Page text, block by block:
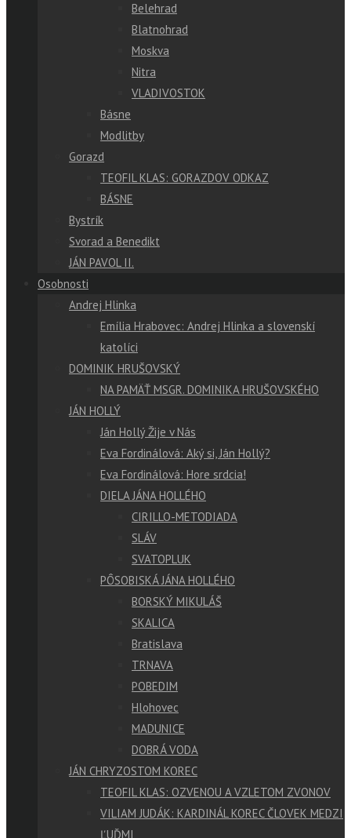
Belehrad
Blatnohrad
Moskva
Nitra
VLADIVOSTOK
Básne
Modlitby
Gorazd
TEOFIL KLAS: GORAZDOV ODKAZ
BÁSNE
Bystrík
Svorad a Benedikt
JÁN PAVOL II.
Osobnosti
Andrej Hlinka
Emília Hrabovec: Andrej Hlinka a slovenskí
katolíci
DOMINIK HRUŠOVSKÝ
NA PAMÄŤ MSGR. DOMINIKA HRUŠOVSKÉHO
JÁN HOLLÝ
Ján Hollý Žije v Nás
Eva Fordinálová: Aký si, Ján Hollý?
Eva Fordinálová: Hore srdcia!
DIELA JÁNA HOLLÉHO
CIRILLO-METODIADA
SLÁV
SVATOPLUK
PÔSOBISKÁ JÁNA HOLLÉHO
BORSKÝ MIKULÁŠ
SKALICA
Bratislava
TRNAVA
POBEDIM
Hlohovec
MADUNICE
DOBRÁ VODA
JÁN CHRYZOSTOM KOREC
TEOFIL KLAS: OZVENOU A VZLETOM ZVONOV
VILIAM JUDÁK: KARDINÁL KOREC ČLOVEK MEDZI
ĽUĎMI